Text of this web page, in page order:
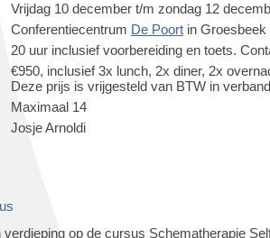
Vrijdag 10 december t/m zondag 12
Conferentiecentrum De Poort in Groesbeek
20 uur inclusief voorbereiding en toets.
€950, inclusief 3x lunch, 2x diner, 2x
Deze prijs is vrijgesteld van BTW in
Maximaal 14
Josje Arnoldi
op de cursus Schematherapie